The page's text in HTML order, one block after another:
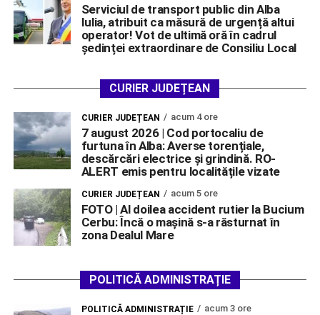
Serviciul de transport public din Alba
Iulia, atribuit ca măsură de urgență altui
operator! Vot de ultimă oră în cadrul
ședinței extraordinare de Consiliu Local
CURIER JUDEȚEAN
CURIER JUDEȚEAN acum 4 ore
7 august 2026 | Cod portocaliu de
furtuna în Alba: Averse torențiale,
descărcări electrice și grindină. RO-
ALERT emis pentru localitățile vizate
CURIER JUDEȚEAN acum 5 ore
FOTO | Al doilea accident rutier la Bucium
Cerbu: Încă o mașină s-a răsturnat în
zona Dealul Mare
POLITICĂ ADMINISTRAȚIE
POLITICĂ ADMINISTRAȚIE acum 3 ore